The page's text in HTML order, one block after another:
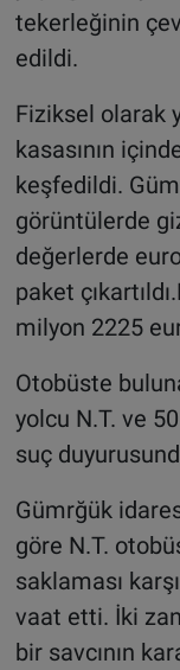
tekerleğinin
edildi.
Fiziksel olarak
kasasının
keşfedildi.
görüntülerde
değerlerde
paket
milyon 2225
Otobüste
yolcu N.T. ve
suç
Gümrğük
göre N.T.
saklaması
vaat etti. İki
bir savcının